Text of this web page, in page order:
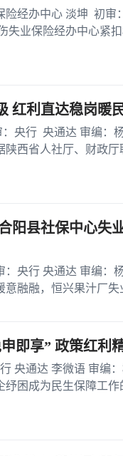
办中心 淡坤 初审
业保险经办中心紧扣
红利直达稳岗暖
行 央通达 审编：
西省人社厅、财政
县社保中心失
行 央通达 审编：
融融，恒兴果汁厂
即享” 政策红利
通达 李微语 审编
困成为民生保障工